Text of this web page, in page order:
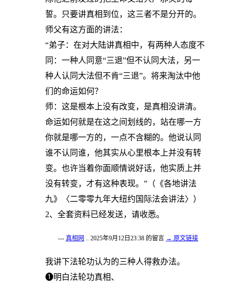
誓。只要讲真相到位，这三者不是分开的。
师父有这方面的讲法：
“弟子：在对大陆讲真相中，有两种人态度不
同：一种人同意“三退”但不认同大法，另一
种人认同大法但不肯“三退”。将来淘汰中他
们的命运如何？
师：这是根本上没有改变，是真相没讲清。
命运如何就是在这之间划线的，站在哪一方
你就是哪一方的，一点不含糊的。他说认同
谁不认同谁，他其实从心里根本上并没有转
变。也许当着你面顺情说好话，他实质上并
没有转变，才有这种表现。”（《各地讲法
九》〈二零零九年大纽约国际法会讲法〉）
2、全套资料已经发送，请收悉。
--- 真相网 .. 2025年9月12日23:38 的留言 → 原文链接
我讲下法轮功认为的三种人得救办法。
❶明白法轮功真相、